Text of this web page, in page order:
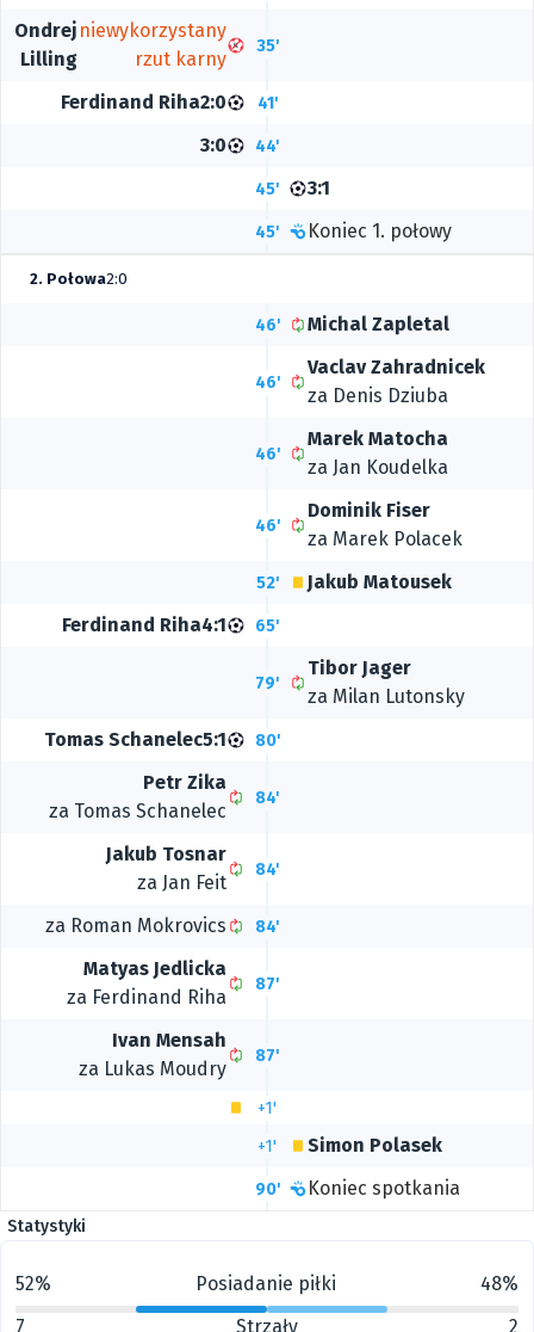
niewykorzystany
rzut karny
Ondrej
Lilling
35'
2:0
Ferdinand Riha 41'
3:0 44'
45' 3:1
45' Koniec 1. połowy
2. Połowa2:0
46' Michal Zapletal
46'
Vaclav Zahradnicek
za Denis Dziuba
46'
Marek Matocha
za Jan Koudelka
46'
Dominik Fiser
za Marek Polacek
52'
Jakub Matousek
4:1
Ferdinand Riha 65'
79'
Tibor Jager
za Milan Lutonsky
5:1
Tomas Schanelec 80'
Petr Zika
za Tomas Schanelec
84'
Jakub Tosnar
za Jan Feit
84'
za Roman Mokrovics 84'
Matyas Jedlicka
za Ferdinand Riha
87'
Ivan Mensah
za Lukas Moudry
87'
+1'
+1'
Simon Polasek
90' Koniec spotkania
Statystyki
52% Posiadanie piłki
48%
7
Strzały 2